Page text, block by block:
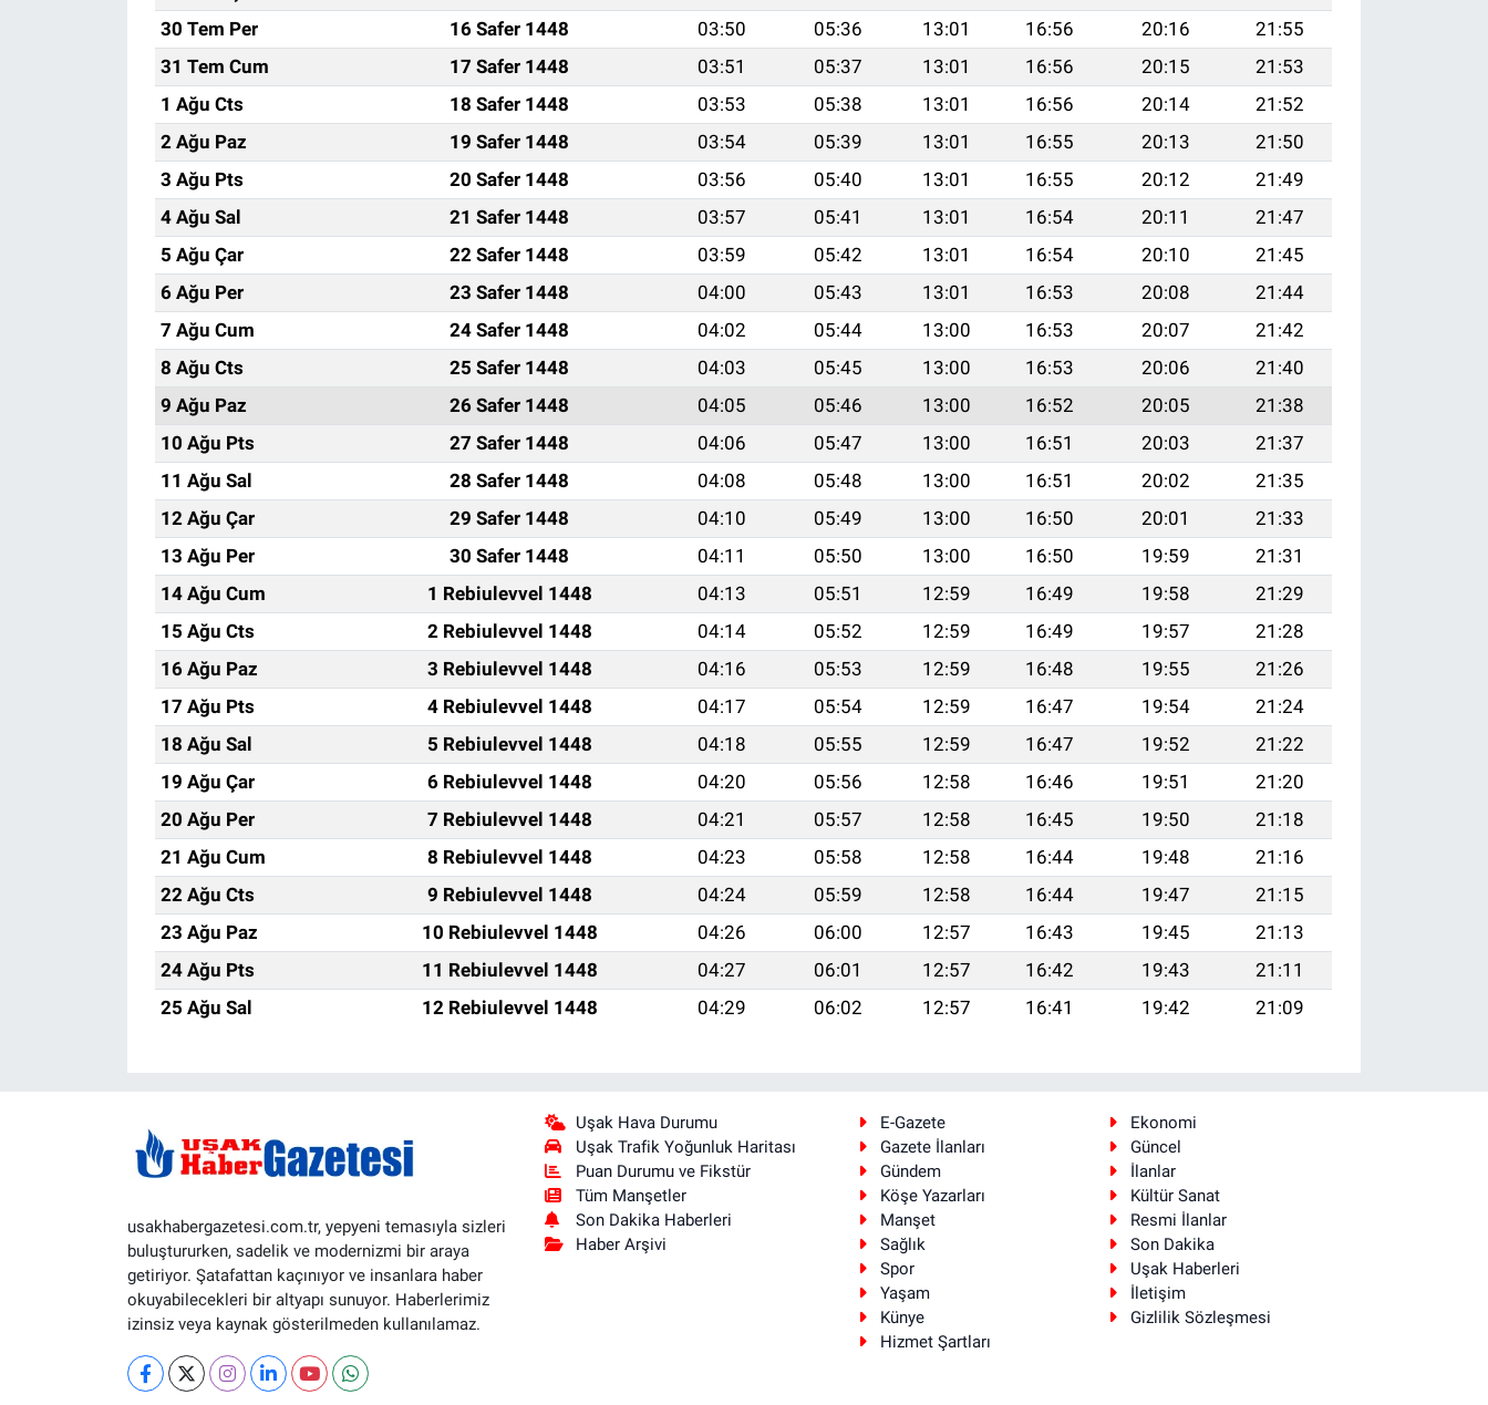
30 Tem Per
16 Safer 1448 03:50 05:36 13:01 16:56 20:16
21:55
31 Tem Cum
17 Safer 1448 03:51 05:37 13:01 16:56 20:15
21:53
1 Ağu Cts
18 Safer 1448 03:53 05:38 13:01 16:56 20:14
21:52
2 Ağu Paz
19 Safer 1448 03:54 05:39 13:01 16:55 20:13
21:50
3 Ağu Pts
20 Safer 1448 03:56 05:40 13:01 16:55 20:12
21:49
4 Ağu Sal
21 Safer 1448 03:57 05:41 13:01 16:54 20:11
21:47
5 Ağu Çar
22 Safer 1448 03:59 05:42 13:01 16:54 20:10
21:45
6 Ağu Per
23 Safer 1448 04:00 05:43 13:01 16:53 20:08
21:44
7 Ağu Cum
24 Safer 1448 04:02 05:44 13:00 16:53 20:07
21:42
8 Ağu Cts
25 Safer 1448 04:03 05:45 13:00 16:53 20:06
21:40
9 Ağu Paz
26 Safer 1448 04:05 05:46 13:00 16:52 20:05
21:38
10 Ağu Pts
27 Safer 1448 04:06 05:47 13:00 16:51 20:03
21:37
11 Ağu Sal
28 Safer 1448 04:08 05:48 13:00 16:51 20:02
21:35
12 Ağu Çar
29 Safer 1448 04:10 05:49 13:00 16:50 20:01
21:33
13 Ağu Per
30 Safer 1448 04:11 05:50 13:00 16:50 19:59
21:31
14 Ağu Cum
1 Rebiulevvel 1448 04:13 05:51 12:59 16:49 19:58
21:29
15 Ağu Cts
2 Rebiulevvel 1448 04:14 05:52 12:59 16:49 19:57
21:28
16 Ağu Paz
3 Rebiulevvel 1448 04:16 05:53 12:59 16:48 19:55
21:26
17 Ağu Pts
4 Rebiulevvel 1448 04:17 05:54 12:59 16:47 19:54
21:24
18 Ağu Sal
5 Rebiulevvel 1448 04:18 05:55 12:59 16:47 19:52
21:22
19 Ağu Çar
6 Rebiulevvel 1448 04:20 05:56 12:58 16:46 19:51
21:20
20 Ağu Per
7 Rebiulevvel 1448 04:21 05:57 12:58 16:45 19:50
21:18
21 Ağu Cum
8 Rebiulevvel 1448 04:23 05:58 12:58 16:44 19:48
21:16
22 Ağu Cts
9 Rebiulevvel 1448 04:24 05:59 12:58 16:44 19:47
21:15
23 Ağu Paz
10 Rebiulevvel 1448 04:26 06:00 12:57 16:43 19:45
21:13
24 Ağu Pts
11 Rebiulevvel 1448 04:27 06:01 12:57 16:42 19:43
21:11
25 Ağu Sal
12 Rebiulevvel 1448 04:29 06:02 12:57 16:41 19:42 21:09
usakhabergazetesi.com.tr, yepyeni temasıyla sizleri
buluştururken, sadelik ve modernizmi bir araya
getiriyor. Şatafattan kaçınıyor ve insanlara haber
okuyabilecekleri bir altyapı sunuyor. Haberlerimiz
izinsiz veya kaynak gösterilmeden kullanılamaz.
Uşak Hava Durumu
Uşak Trafik Yoğunluk Haritası
Puan Durumu ve Fikstür
Tüm Manşetler
Son Dakika Haberleri
Haber Arşivi
E-Gazete
Ekonomi
Gazete İlanları
Güncel
Gündem
İlanlar
Köşe Yazarları
Kültür Sanat
Manşet
Resmi İlanlar
Sağlık
Son Dakika
Spor
Uşak Haberleri
Yaşam
İletişim
Künye
Gizlilik Sözleşmesi
Hizmet Şartları